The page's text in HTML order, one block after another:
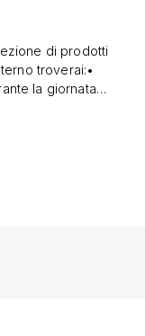
di prodotti
troverai:•
la giornata,